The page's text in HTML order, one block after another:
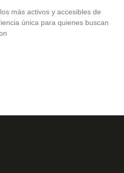
más activos y accesibles de
única para quienes buscan